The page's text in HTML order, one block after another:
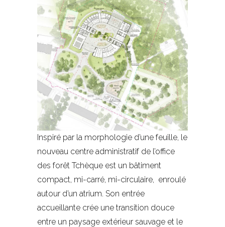
Inspiré par la morphologie d’une feuille, le
nouveau centre administratif de l’office
des forêt Tchèque est un bâtiment
compact, mi-carré, mi-circulaire, enroulé
autour d’un atrium. Son entrée
accueillante crée une transition douce
entre un paysage extérieur sauvage et le